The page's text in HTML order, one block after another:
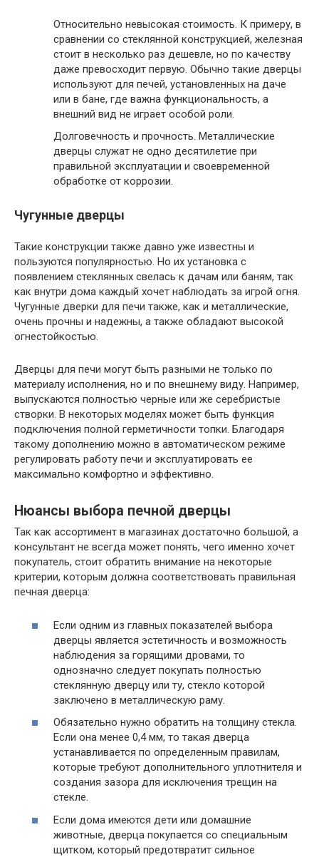
Относительно невысокая стоимость. К примеру, в
сравнении со стеклянной конструкцией, железная
стоит в несколько раз дешевле, но по качеству
даже превосходит первую. Обычно такие дверцы
используют для печей, установленных на даче
или в бане, где важна функциональность, а
внешний вид не играет особой роли.
Долговечность и прочность. Металлические
дверцы служат не одно десятилетие при
правильной эксплуатации и своевременной
обработке от коррозии.
Чугунные дверцы
Такие конструкции также давно уже известны и
пользуются популярностью. Но их установка с
появлением стеклянных свелась к дачам или баням, так
как внутри дома каждый хочет наблюдать за игрой огня.
Чугунные дверки для печи также, как и металлические,
очень прочны и надежны, а также обладают высокой
огнестойкостью.
Дверцы для печи могут быть разными не только по
материалу исполнения, но и по внешнему виду. Например,
выпускаются полностью черные или же серебристые
створки. В некоторых моделях может быть функция
подключения полной герметичности топки. Благодаря
такому дополнению можно в автоматическом режиме
регулировать работу печи и эксплуатировать ее
максимально комфортно и эффективно.
Нюансы выбора печной дверцы
Так как ассортимент в магазинах достаточно большой, а
консультант не всегда может понять, чего именно хочет
покупатель, стоит обратить внимание на некоторые
критерии, которым должна соответствовать правильная
печная дверца:
Если одним из главных показателей выбора
дверцы является эстетичность и возможность
наблюдения за горящими дровами, то
однозначно следует покупать полностью
стеклянную дверцу или ту, стекло которой
заключено в металлическую раму.
Обязательно нужно обратить на толщину стекла.
Если она менее 0,4 мм, то такая дверца
устанавливается по определенным правилам,
которые требуют дополнительного уплотнителя и
создания зазора для исключения трещин на
стекле.
Если дома имеются дети или домашние
животные, дверца покупается со специальным
щитком, который предотвратит сильное